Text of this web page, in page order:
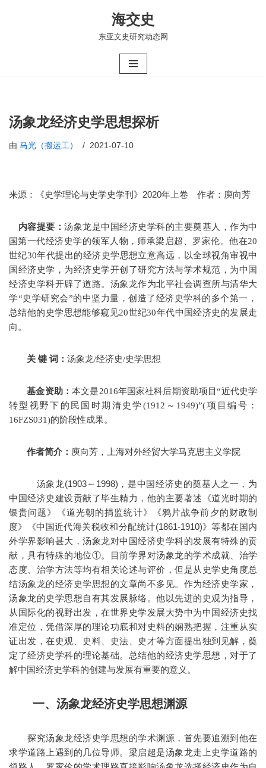
海交史
东亚文史研究动态网
汤象龙经济史学思想探析
由 马光（搬运工） 2021-07-10
来源：《史学理论与史学史学刊》2020年上卷 作者：庾向芳
内容提要： 汤象龙是中国经济史学科的主要奠基人，作为中
国第一代经济史学的领军人物，师承梁启超、罗家伦。他在20
世纪30年代提出的经济史学思想立意高远，以全球视角审视中
国经济史学，为经济史学开创了研究方法与学术规范，为中国
经济史学科开辟了道路。汤象龙作为北平社会调查所与清华大
学“史学研究会”的中坚力量，创造了经济史学科的多个第一，
总结他的史学思想能够窥见20世纪30年代中国经济史的发展走
向。
关 键 词： 汤象龙/经济史/史学思想
基金资助：本文是2016年国家社科后期资助项目“近代史学
转型视野下的民国时期清史学(1912～1949)”(项目编号：
16FZS031)的阶段性成果。
作者简介： 庾向芳，上海对外经贸大学马克思主义学院
汤象龙(1903～1998)，是中国经济史的奠基人之一，为
中国经济史建设贡献了毕生精力，他的主要著述《道光时期的
银贵问题》《道光朝的捐监统计》《鸦片战争前夕的财政制
度》《中国近代海关税收和分配统计(1861-1910)》等都在国内
外学界影响甚大，汤象龙对中国经济史学科的发展有特殊的贡
献，具有特殊的地位①。目前学界对汤象龙的学术成就、治学
态度、治学方法等均有相关论述与评价，但是从史学史角度总
结汤象龙的经济史学思想的文章尚不多见。作为经济史学家，
汤象龙的史学思想自有其发展脉络。他以先进的史观为指导，
从国际化的视野出发，在世界史学发展大势中为中国经济史找
准定位，凭借深厚的理论功底和对史料的娴熟把握，注重从实
证出发，在史观、史料、史法、史才等方面提出独到见解，奠
定了经济史学科的理论基础。总结他的经济史学思想，对于了
解中国经济史学科的创建与发展有重要的意义。
一、汤象龙经济史学思想渊源
探究汤象龙经济史学思想的学术渊源，首先要追溯到他在
求学道路上遇到的几位导师。梁启超是汤象龙走上史学道路的